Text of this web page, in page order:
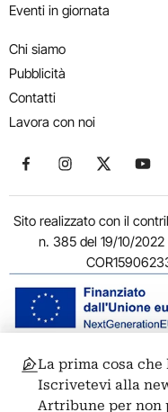
Eventi in giornata
Chi siamo
Pubblicità
Contatti
Lavora con noi
Seguici su Facebook
Seguici su
Seguici
Sito realizzato con il
n. 385 del 19/10/2022
© 2011-2026 ARTRIBUNE
00186 Roma - P.I.
La prima cosa
Iscrivetevi alla
Artribune per non